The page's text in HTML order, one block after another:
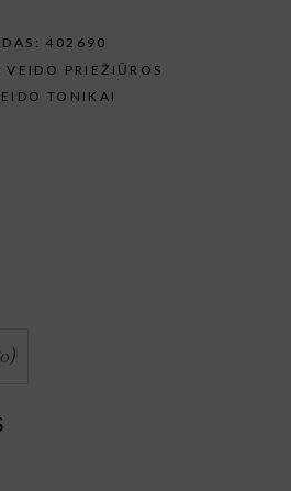
402690
VEIDO PRIEŽIŪROS
TONIKAI